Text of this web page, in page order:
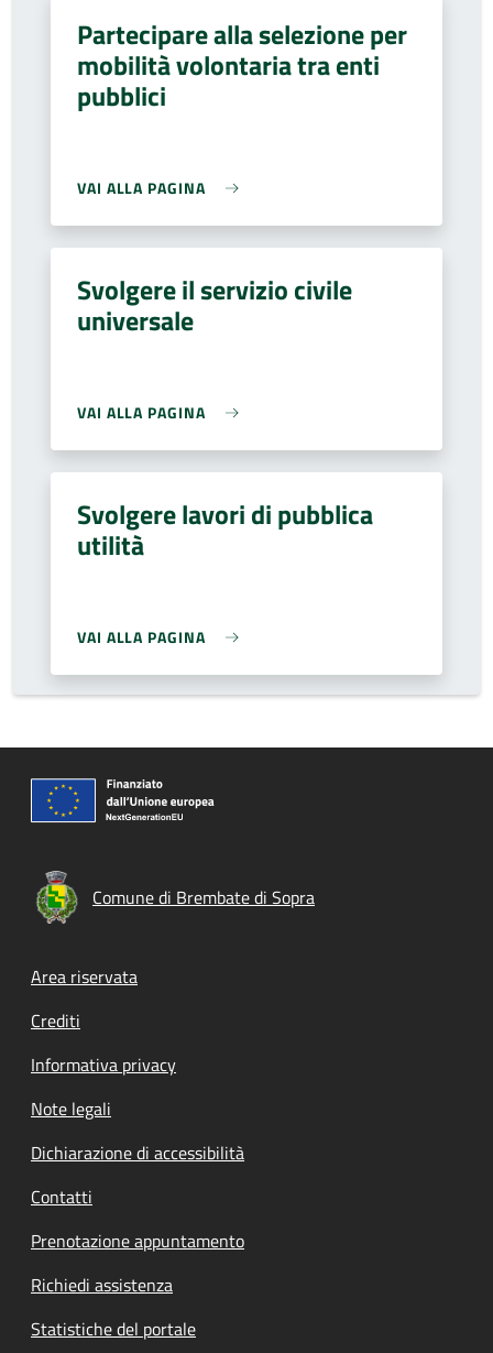
Partecipare alla selezione per
mobilità volontaria tra enti
pubblici
VAI ALLA PAGINA
Svolgere il servizio civile
universale
VAI ALLA PAGINA
Svolgere lavori di pubblica
utilità
VAI ALLA PAGINA
Comune di Brembate di Sopra
Footer menu
Area riservata
Crediti
Informativa privacy
Note legali
Dichiarazione di accessibilità
Contatti
Prenotazione appuntamento
Richiedi assistenza
Statistiche del portale